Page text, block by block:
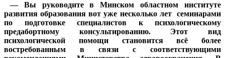
— Вы руководите в Минском областном институте
развития образования вот уже несколько лет семинарами
по подготовке специалистов к психологическому
предабортному консультированию. Этот вид
психологической помощи становится всё более
востребованным в связи с соответствующими